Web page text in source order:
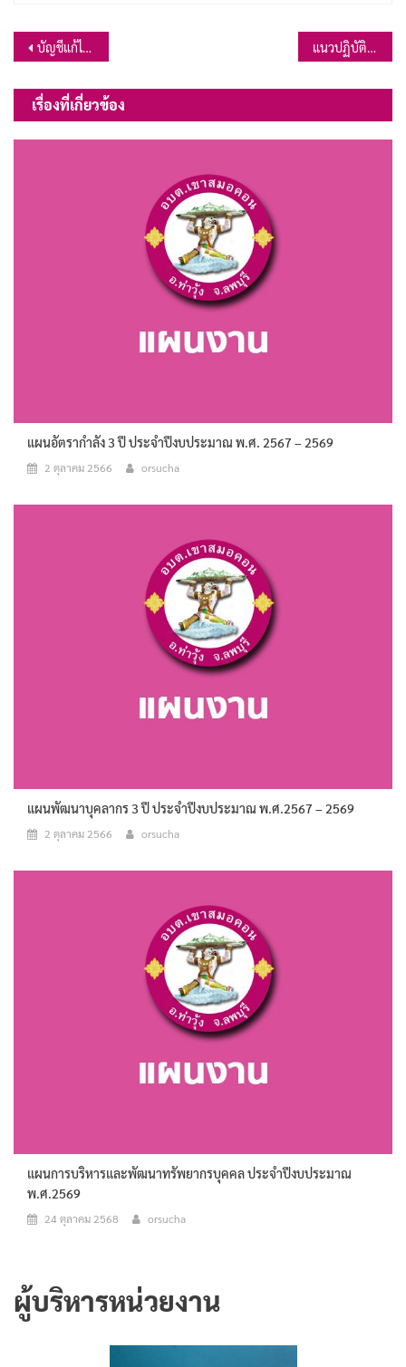
แนะแนว
เรื่อง
บัญชีแก้ไขเปลี่ยนแปลงคำชี้แจงงบประมาณรายจ่าย ประจำปีงบประมาณ พ.ศ.2568 (ครั้งที่ 1) แนวปฏิบัติการจัดการเรื่องร้องเรียนการทุจริตและประพฤติมิชอบของเจ้าหน้าที่
เรื่องที่เกี่ยวข้อง
แผนอัตรากำลัง 3 ปี ประจำปีงบประมาณ พ.ศ. 2567 – 2569
2 ตุลาคม 2566 orsucha
แผนพัฒนาบุคลากร 3 ปี ประจำปีงบประมาณ พ.ศ.2567 – 2569
2 ตุลาคม 2566 orsucha
แผนการบริหารและพัฒนาทรัพยากรบุคคล ประจำปีงบประมาณ
พ.ศ.2569
24 ตุลาคม 2568 orsucha
ผู้บริหารหน่วยงาน